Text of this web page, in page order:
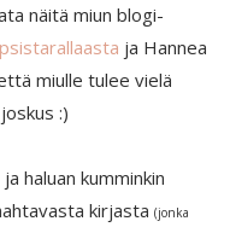
näitä miun blogi-
ja Hannea
miulle tulee vielä
:)
haluan kumminkin
kirjasta (jonka